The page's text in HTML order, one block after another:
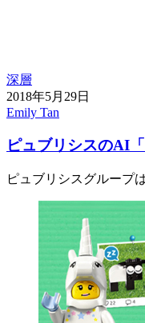
深層
2018年5月29日
Emily Tan
ピュブリシスのAI
ピュブリシスグループ